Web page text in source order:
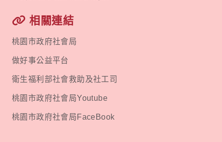
相關連結
桃園市政府社會局
做好事公益平台
衛生福利部社會救助及社工司
桃園市政府社會局Youtube
桃園市政府社會局FaceBook